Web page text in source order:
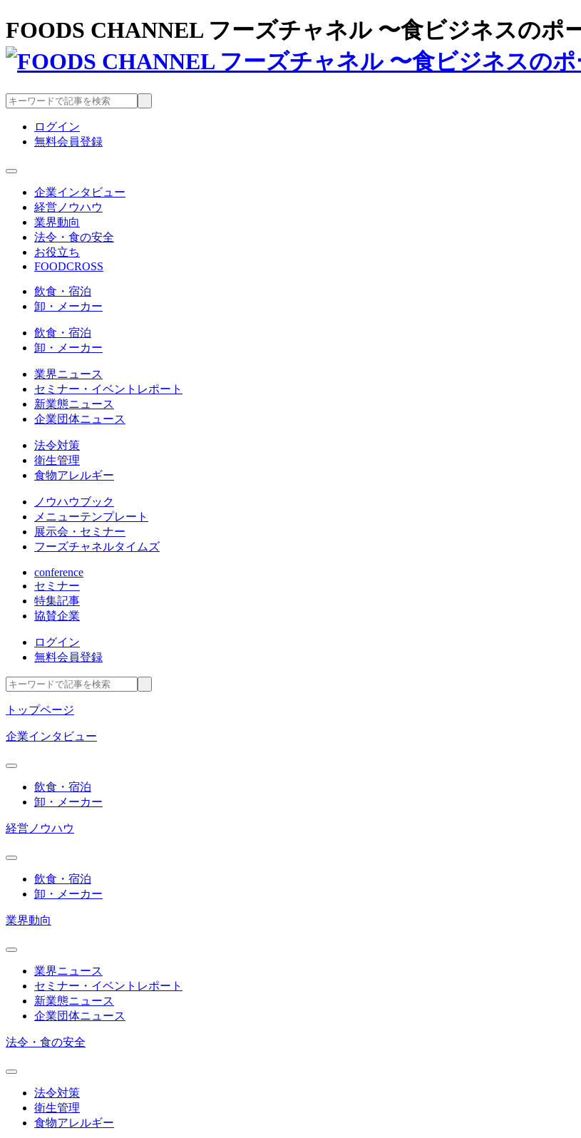
FOODS CHANNEL フーズチャネル 〜食ビジネスのポ
ログイン
無料会員登録
企業インタビュー
経営ノウハウ
業界動向
法令・食の安全
お役立ち
FOODCROSS
飲食・宿泊
卸・メーカー
飲食・宿泊
卸・メーカー
業界ニュース
セミナー・イベントレポート
新業態ニュース
企業団体ニュース
法令対策
衛生管理
食物アレルギー
ノウハウブック
メニューテンプレート
展示会・セミナー
フーズチャネルタイムズ
conference
セミナー
特集記事
協賛企業
ログイン
無料会員登録
トップページ
企業インタビュー
飲食・宿泊
卸・メーカー
経営ノウハウ
飲食・宿泊
卸・メーカー
業界動向
業界ニュース
セミナー・イベントレポート
新業態ニュース
企業団体ニュース
法令・食の安全
法令対策
衛生管理
食物アレルギー